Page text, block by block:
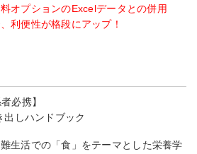
オプションのExcelデータとの併用
利便性が格段にアップ！
必携】
しハンドブック
生活での「食」をテーマとした栄養学